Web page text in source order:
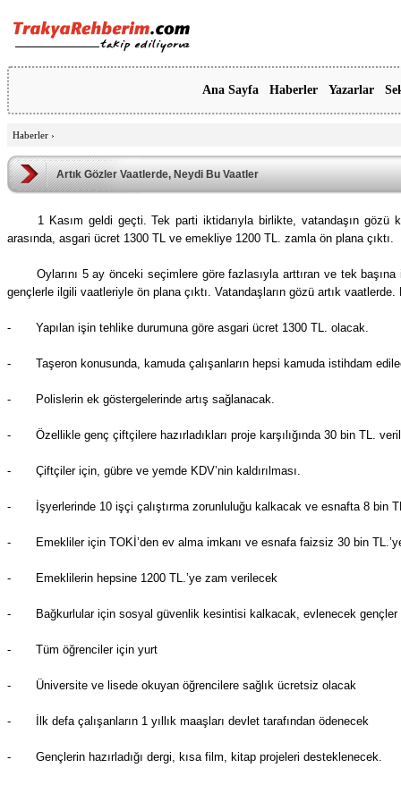
Ana Sayfa Haberler Yazarlar
Haberler ›
Artık Gözler Vaatlerde, Neydi Bu Vaatler
1 Kasım geldi geçti. Tek parti iktidarıyla birlikte, vatandaşın gözü
arasında, asgari ücret 1300 TL ve emekliye 1200 TL. zamla ön plana çıktı.
Oylarını 5 ay önceki seçimlere göre fazlasıyla arttıran ve tek
gençlerle ilgili vaatleriyle ön plana çıktı. Vatandaşların gözü artık
- Yapılan işin tehlike durumuna göre asgari ücret 1300 TL. olacak.
- Taşeron konusunda, kamuda çalışanların hepsi kamuda istihdam
- Polislerin ek göstergelerinde artış sağlanacak.
- Özellikle genç çiftçilere hazırladıkları proje karşılığında 30 bin TL.
- Çiftçiler için, gübre ve yemde KDV’nin kaldırılması.
- İşyerlerinde 10 işçi çalıştırma zorunluluğu kalkacak ve esnafta 8 bin
- Emekliler için TOKİ’den ev alma imkanı ve esnafa faizsiz 30 bin
- Emeklilerin hepsine 1200 TL.’ye zam verilecek
- Bağkurlular için sosyal güvenlik kesintisi kalkacak, evlenecek
- Tüm öğrenciler için yurt
- Üniversite ve lisede okuyan öğrencilere sağlık ücretsiz olacak
- İlk defa çalışanların 1 yıllık maaşları devlet tarafından ödenecek
- Gençlerin hazırladığı dergi, kısa film, kitap projeleri desteklenecek.